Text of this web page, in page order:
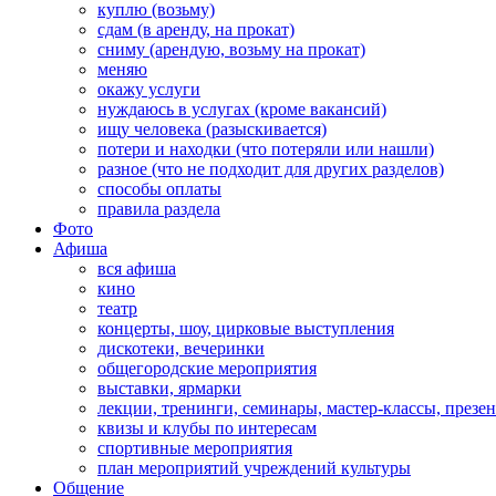
куплю (возьму)
сдам (в аренду, на прокат)
сниму (арендую, возьму на прокат)
меняю
окажу услуги
нуждаюсь в услугах (кроме вакансий)
ищу человека (разыскивается)
потери и находки (что потеряли или нашли)
разное (что не подходит для других разделов)
способы оплаты
правила раздела
Фото
Афиша
вся афиша
кино
театр
концерты, шоу, цирковые выступления
дискотеки, вечеринки
общегородские мероприятия
выставки, ярмарки
лекции, тренинги, семинары, мастер-классы,
квизы и клубы по интересам
спортивные мероприятия
план мероприятий учреждений культуры
Общение